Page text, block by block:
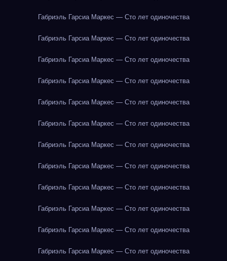
Габриэль Гарсиа Маркес — Сто лет одиночества
Габриэль Гарсиа Маркес — Сто лет одиночества
Габриэль Гарсиа Маркес — Сто лет одиночества
Габриэль Гарсиа Маркес — Сто лет одиночества
Габриэль Гарсиа Маркес — Сто лет одиночества
Габриэль Гарсиа Маркес — Сто лет одиночества
Габриэль Гарсиа Маркес — Сто лет одиночества
Габриэль Гарсиа Маркес — Сто лет одиночества
Габриэль Гарсиа Маркес — Сто лет одиночества
Габриэль Гарсиа Маркес — Сто лет одиночества
Габриэль Гарсиа Маркес — Сто лет одиночества
Габриэль Гарсиа Маркес — Сто лет одиночества